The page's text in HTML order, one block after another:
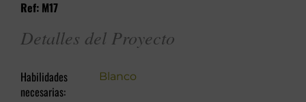
Ref: M17
Detalles del Proyecto
Habilidades
necesarias:
Blanco